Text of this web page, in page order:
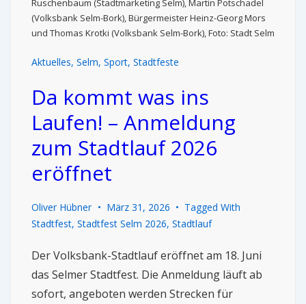
Ruschenbaum (Stadtmarketing Selm), Martin Potschadel
(Volksbank Selm-Bork), Bürgermeister Heinz-Georg Mors
und Thomas Krotki (Volksbank Selm-Bork), Foto: Stadt Selm
Aktuelles, Selm, Sport, Stadtfeste
Da kommt was ins
Laufen! – Anmeldung
zum Stadtlauf 2026
eröffnet
Oliver Hübner März 31, 2026
Tagged With
Stadtfest, Stadtfest Selm 2026, Stadtlauf
Der Volksbank-Stadtlauf eröffnet am 18. Juni
das Selmer Stadtfest. Die Anmeldung läuft ab
sofort, angeboten werden Strecken für